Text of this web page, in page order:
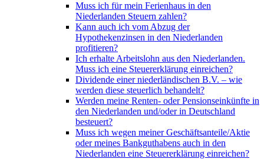
Muss ich für mein Ferienhaus in den
Niederlanden Steuern zahlen?
Kann auch ich vom Abzug der
Hypothekenzinsen in den Niederlanden
profitieren?
Ich erhalte Arbeitslohn aus den Niederlanden.
Muss ich eine Steuererklärung einreichen?
Dividende einer niederländischen B.V. – wie
werden diese steuerlich behandelt?
Werden meine Renten- oder Pensionseinkünfte in
den Niederlanden und/oder in Deutschland
besteuert?
Muss ich wegen meiner Geschäftsanteile/Aktie
oder meines Bankguthabens auch in den
Niederlanden eine Steuererklärung einreichen?